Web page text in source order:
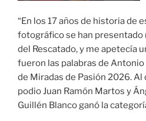
“En los 17 años de historia de
fotográfico se han
del Rescatado, y me apetecía
fueron las palabras de Antonio
de Miradas de Pasión 2026. Al
podio Juan Ramón Martos y
Guillén Blanco ganó la